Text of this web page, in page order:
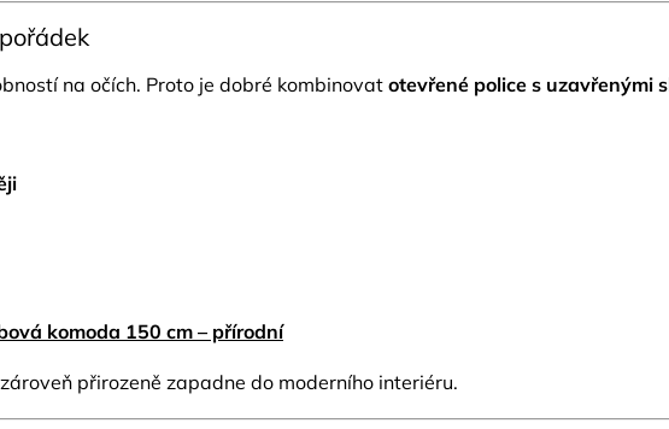
na očích. Proto je dobré kombinovat otevřené police s uzavřenými
komoda 150 cm – přírodní
přirozeně zapadne do moderního interiéru.